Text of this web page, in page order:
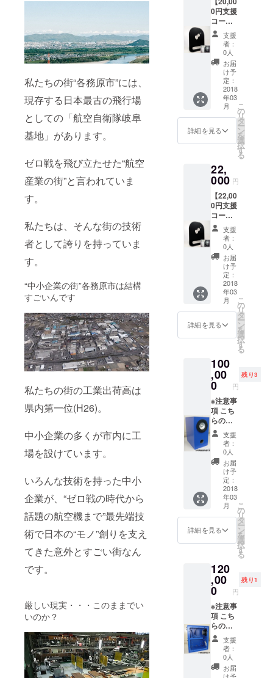
私たちの街“各務原市”には、
現存する日本最古の飛行場
としての「航空自衛隊岐阜
基地」があります。
ゼロ戦を飛び立たせた“航空
産業の街”と言われていま
す。
私たちは、そんな街の技術
者として誇りを持っていま
す。
“中小企業の街”各務原市は結構
すごいんです
私たちの街の工業出荷高は
県内第一位(H26)。
中小企業の多くが市内に工
場を設けています。
いろんな技術を持った中小
企業が、“ゼロ戦の時代から
話題の航空機まで”最先端技
術で日本の“モノ”創りを支え
てきた意外とすごい街なん
です。
厳しい現実・・・このままでい
いのか？
（レー
ザー加
工） プ
ロジェ
クトの
開催を
記念し
た、
チェロ
の形を
した置
物で
す。 起
案者の
で、当
初「弦
楽器が
気持ち
よく再
生でき
る事」
を目標
にした
為、
チェロ
の形に
なりま
した。
一つ一
たのお
名前を
刻印
し、錆
びない
よう
メッキ
をかけ
てから
お届け
しま
す。
オー
ディオ
の雰囲
気を良
くする
小物と
使い下
さい。
ておく
ことが
出来ま
す。 音
楽を聴
覚だけ
でな
く、視
覚でも
楽しみ
ましょ
う！ ②
プロ
ジェク
の名前
入り置
物
（レー
ザー加
工） プ
ロジェ
クトの
開催を
記念し
た、
チェロ
の形を
した置
物で
す。 起
案者の
で、当
初の目
標に
「弦楽
器が気
持ちよ
く再生
できる
事」を
目標に
した
為、
チェロ
の形に
なりま
した。
一つ一
つあな
ザーで
刻印
し、錆
びない
よう
メッキ
をかけ
てから
お届け
しま
す。
0円支援
コー
ス】
①CDス
タンド
自社で
レー
ザー・
曲げ加
工を
行った
CDスタ
ンドで
す。 お
気に入
や試聴
中のCD
を飾っ
ておく
ことが
出来ま
す。 音
楽を聴
覚だけ
でな
く、視
覚でも
楽しみ
ましょ
う！ ②
プロ
ジェク
の名前
入り置
物
（レー
ザー加
工） プ
ロジェ
クトの
開催を
記念し
た、
チェロ
の形を
した置
物で
す。 起
案者の
二人が
初の目
標に
「弦楽
器が気
持ちよ
く再生
できる
事」を
目標に
した
為、
チェロ
支援
者：
0人
お届
け予
定：
2018
年03
月
詳細を見る
こ
の
リ
タ
ー
ン
を
選
択
す
る
22,
000 円
【22,00
0円支援
コー
ス】
①CDス
タンド
自社で
レー
ザー・
曲げ加
工を
行った
CDスタ
ンドで
す。 お
気に入
や試聴
中のCD
を飾っ
ておく
ことが
出来ま
す。 音
楽を聴
覚だけ
でな
く、視
覚でも
楽しみ
ましょ
う！ ②
プロ
ジェク
ト開催
記念、
あなた
入り置
物
（レー
ザー加
工） プ
ロジェ
クトの
開催を
記念し
た、
チェロ
の形を
支援
者：
0人
お届
け予
定：
2018
年03
月
詳細を見る
こ
の
リ
タ
ー
ン
を
選
択
す
る
100
,00
0 円
残り3
※注意事
項 こち
らの
コース
は、東
海３県
(愛知・
岐阜・
三重)の
方限定
となり
ます。
他県か
らの応
募の場
合は、
スでの
ご支援
をお願
いいた
しま
す。
【板金
スピー
カー
キッ
ト：基
本コー
支援
者：
0人
お届
け予
定：
2018
年03
月
詳細を見る
こ
の
リ
タ
ー
ン
を
選
択
す
る
120
,00
0 円
残り1
※注意事
項 こち
らの
コース
は、東
海３県
(愛知・
岐阜・
支援
者：
0人
お届
け予